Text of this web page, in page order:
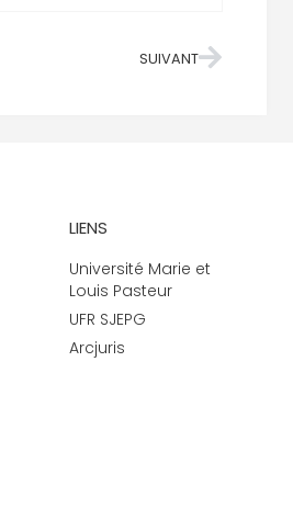
SUIVANT
LIENS
Université Marie et
Louis Pasteur
UFR SJEPG
Arcjuris